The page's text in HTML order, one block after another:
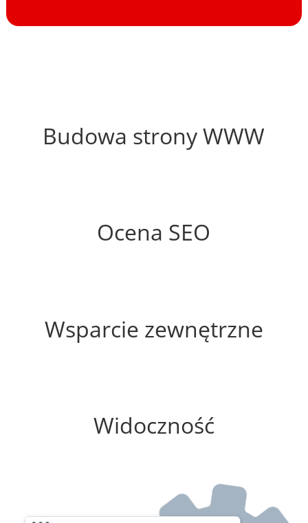
Budowa strony WWW
Ocena SEO
Wsparcie zewnętrzne
Widoczność